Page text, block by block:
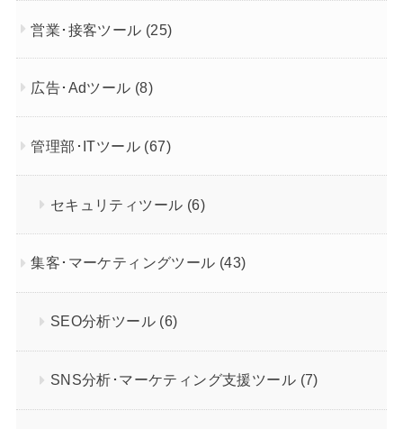
営業･接客ツール (25)
広告･Adツール (8)
管理部･ITツール (67)
セキュリティツール (6)
集客･マーケティングツール (43)
SEO分析ツール (6)
SNS分析･マーケティング支援ツール (7)